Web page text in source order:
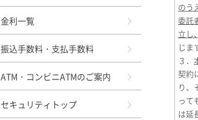
のう
委託
立し、
じま
３．
契約
り、
って
は延
金利一覧
振込手数料・支払手数料
ATM・コンビニATMのご案内
セキュリティトップ